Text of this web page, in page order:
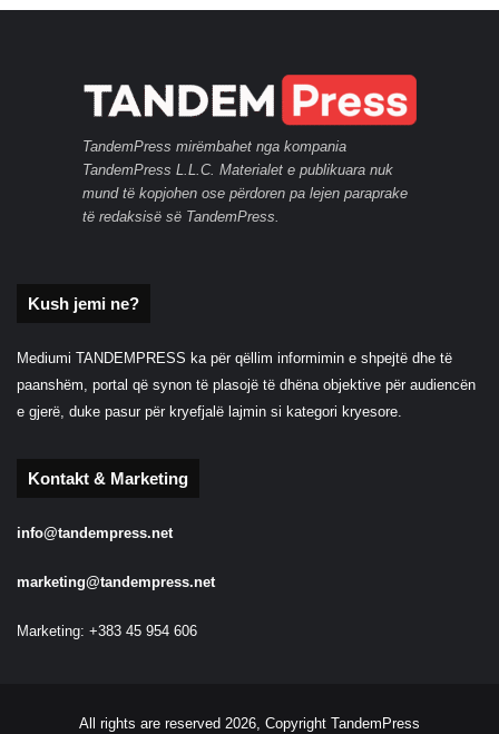
TandemPress mirëmbahet nga kompania
TandemPress L.L.C. Materialet e publikuara nuk
mund të kopjohen ose përdoren pa lejen paraprake
të redaksisë së TandemPress.
Kush jemi ne?
Mediumi TANDEMPRESS ka për qëllim informimin e shpejtë dhe të
paanshëm, portal që synon të plasojë të dhëna objektive për audiencën
e gjerë, duke pasur për kryefjalë lajmin si kategori kryesore.
Kontakt & Marketing
info@tandempress.net
marketing@tandempress.net
Marketing: +383 45 954 606
All rights are reserved 2026, Copyright TandemPress